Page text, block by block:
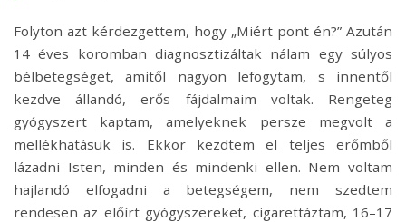
Folyton azt kérdezgettem, hogy „Miért pont én?” Azután
14 éves koromban diagnosztizáltak nálam egy súlyos
bélbetegséget, amitől nagyon lefogytam, s innentől
kezdve állandó, erős fájdalmaim voltak. Rengeteg
gyógyszert kaptam, amelyeknek persze megvolt a
mellékhatásuk is. Ekkor kezdtem el teljes erőmből
lázadni Isten, minden és mindenki ellen. Nem voltam
hajlandó elfogadni a betegségem, nem szedtem
rendesen az előírt gyógyszereket, cigarettáztam, 16–17